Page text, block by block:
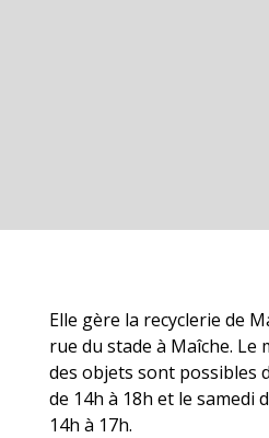
Elle gère la recyclerie de
rue du stade à Maîche. Le
des objets sont possibles
de 14h à 18h et le samedi
14h à 17h.